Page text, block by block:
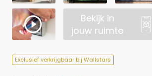
Bekijk in
jouw ruimte
Exclusief verkrijgbaar bij Wallstars